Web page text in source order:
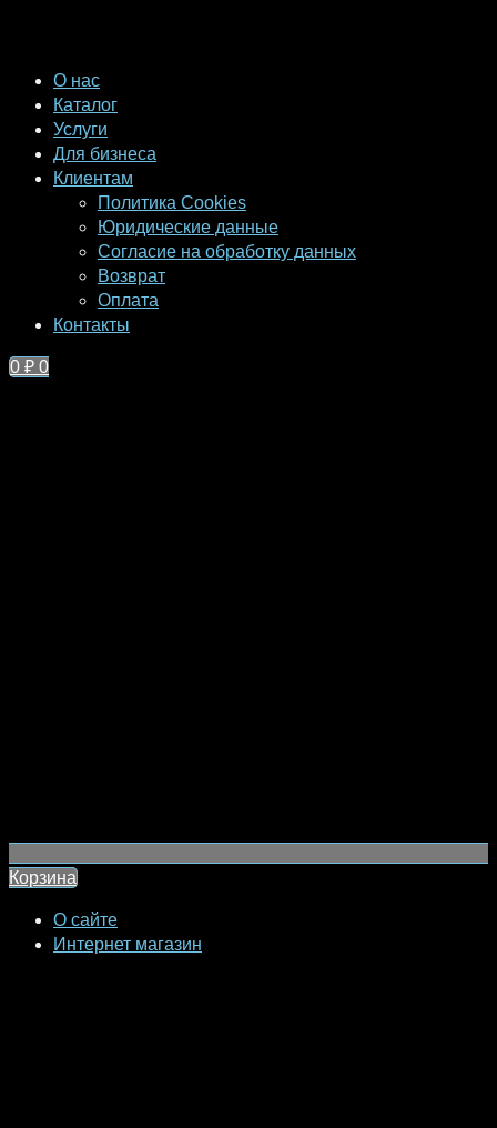
О нас
Каталог
Услуги
Для бизнеса
Клиентам
Политика Cookies
Юридические данные
Согласие на обработку данных
Возврат
Оплата
Контакты
0 ₽ 0
Корзина
О сайте
Интернет магазин